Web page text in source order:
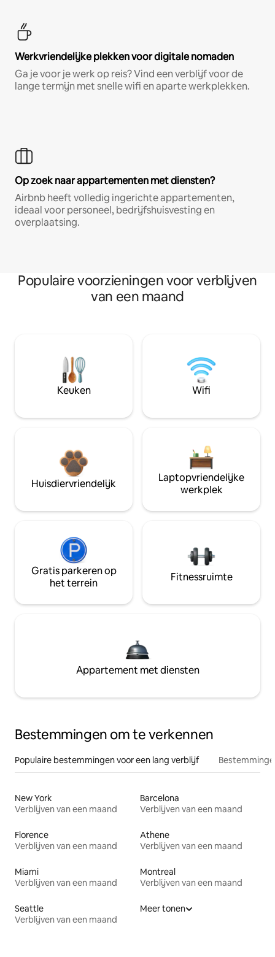
Werkvriendelijke plekken voor digitale nomaden
Ga je voor je werk op reis? Vind een verblijf voor de
lange termijn met snelle wifi en aparte werkplekken.
Op zoek naar appartementen met diensten?
Airbnb heeft volledig ingerichte appartementen,
ideaal voor personeel, bedrijfshuisvesting en
overplaatsing.
Populaire voorzieningen voor verblijven
van een maand
Keuken Wifi
Huisdiervriendelijk
Laptopvriendelijke
werkplek
Gratis parkeren op
het terrein
Fitnessruimte
Appartement met diensten
Bestemmingen om te verkennen
Populaire bestemmingen voor een lang verblijf
New York
Verblijven van een maand
Barcelona
Verblijven van een maand
Florence
Verblijven van een maand
Athene
Verblijven van een maand
Miami
Verblijven van een maand
Montreal
Verblijven van een maand
Seattle
Verblijven van een maand
Meer tonen